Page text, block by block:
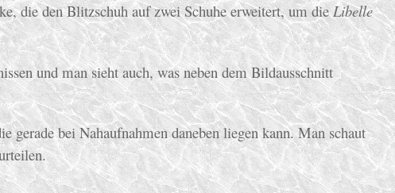
die den Blitzschuh auf zwei Schuhe erweitert, um dieLibelle
und man sieht auch, was neben dem Bildausschnitt
gerade bei Nahaufnahmen daneben liegen kann. Man schaut